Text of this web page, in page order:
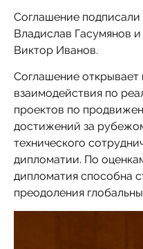
Соглашение
Владислав Гасумянов
Виктор Иванов.
Соглашение
взаимодействия по
проектов по
достижений за
технического
дипломатии. По
дипломатия способна
преодоления